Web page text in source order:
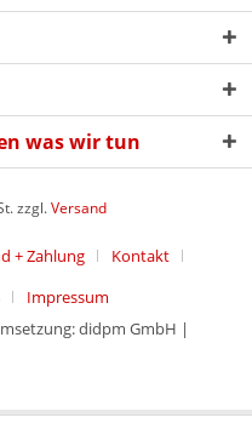
was wir tun
zzgl.Versand
+ Zahlung
Kontakt
Impressum
didpm GmbH |